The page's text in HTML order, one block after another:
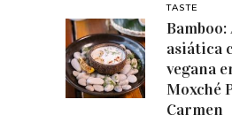
TASTE
asiática
vegana
Moxché
Carmen